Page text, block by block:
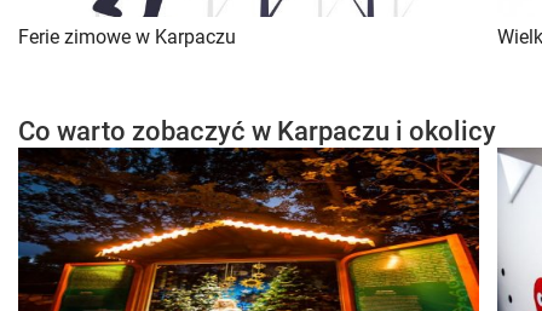
Ferie zimowe w Karpaczu
Co warto zobaczyć w Karpaczu i okolicy